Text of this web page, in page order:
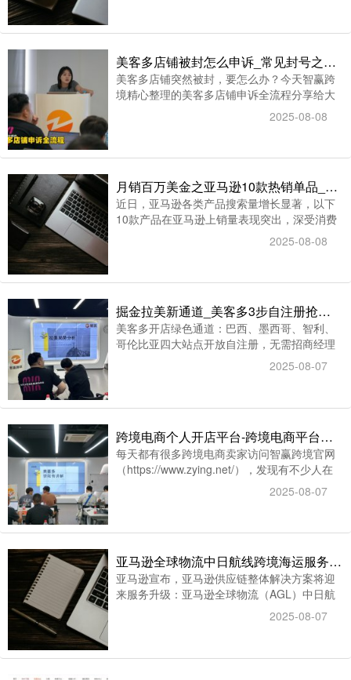
美客多店铺被封怎么申诉_常见封号之美客多店铺申诉全流程
美客多店铺突然被封，要怎么办？今天智赢跨
境精心整理的美客多店铺申诉全流程分享给大
家。包含常见封号原因、申诉材料准备、提交
技巧及整改策略，帮你有效避坑、精准申诉，
2025-08-08
月销百万美金之亚马逊10款热销单品_Ozon开学季购物潮文具需求激增2.5倍
近日，亚马逊各类产品搜索量增长显著，以下
10款产品在亚马逊上销量表现突出，深受消费
者欢迎。俄罗斯电商平台Ozon蕞新数据显示，
2025年开学季消费模式发生显著变化：传统8
品销量同比激增2.1倍，其中笔记本
（+170%）增长蕞为迅猛。
2025-08-08
掘金拉美新通道_美客多3步自注册抢占5大高增长站点
美客多开店绿色通道：巴西、墨西哥、智利、
哥伦比亚四大站点开放自注册，无需招商经理
2025-08-07
跨境电商个人开店平台-跨境电商平台的亚马逊和MercadoLibre美客多哪个适合个人做
每天都有很多跨境电商卖家访问智赢跨境官网
（https://www.zying.net/），发现有不少人在
问，2025年，跨境电商平台的亚马逊和
MercadoLibre美客多哪个适合个人做？有经验
（MercadoLibre）”，接着往下看。
2025-08-07
亚马逊全球物流中日航线跨境海运服务正式上线_Ozon推出低价商品卖家专属政策
亚马逊宣布，亚马逊供应链整体解决方案将迎
来服务升级：亚马逊全球物流（AGL）中日航
线跨境海运服务正式上线，帮助卖家将商品直
送亚马逊日本运营中心。俄罗斯电商平台Ozon
商品实施特别费率政策，涵盖销售佣金和物流
2025-08-07